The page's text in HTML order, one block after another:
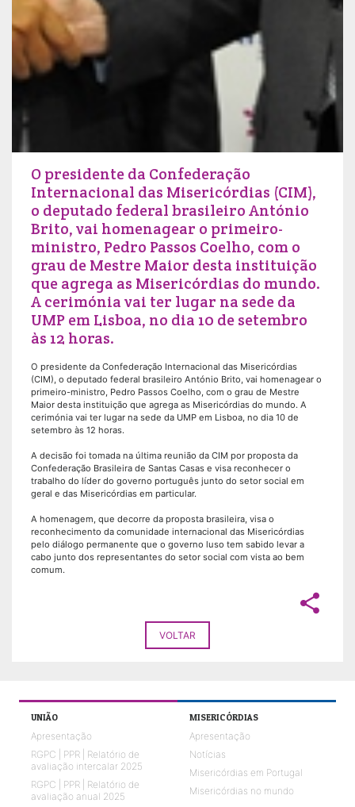
O presidente da Confederação
Internacional das Misericórdias (CIM),
o deputado federal brasileiro António
Brito, vai homenagear o primeiro-
ministro, Pedro Passos Coelho, com o
grau de Mestre Maior desta instituição
que agrega as Misericórdias do mundo.
A cerimónia vai ter lugar na sede da
UMP em Lisboa, no dia 10 de setembro
às 12 horas.
O presidente da Confederação Internacional das Misericórdias
(CIM), o deputado federal brasileiro António Brito, vai homenagear o
primeiro-ministro, Pedro Passos Coelho, com o grau de Mestre
Maior desta instituição que agrega as Misericórdias do mundo. A
cerimónia vai ter lugar na sede da UMP em Lisboa, no dia 10 de
setembro às 12 horas.
A decisão foi tomada na última reunião da CIM por proposta da
Confederação Brasileira de Santas Casas e visa reconhecer o
trabalho do líder do governo português junto do setor social em
geral e das Misericórdias em particular.
A homenagem, que decorre da proposta brasileira, visa o
reconhecimento da comunidade internacional das Misericórdias
pelo diálogo permanente que o governo luso tem sabido levar a
cabo junto dos representantes do setor social com vista ao bem
comum.
share
VOLTAR
UNIÃO
Apresentação
RGPC | PPR | Relatório de
avaliação intercalar 2025
RGPC | PPR | Relatório de
avaliação anual 2025
MISERICÓRDIAS
Apresentação
Notícias
Misericórdias em Portugal
Misericórdias no mundo